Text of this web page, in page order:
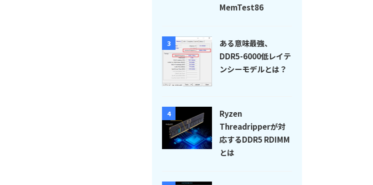
MemTest86
3
ある意味最強、
DDR5-6000低レイテ
ンシーモデルとは？
4
Ryzen
Threadripperが対
応するDDR5 RDIMM
とは